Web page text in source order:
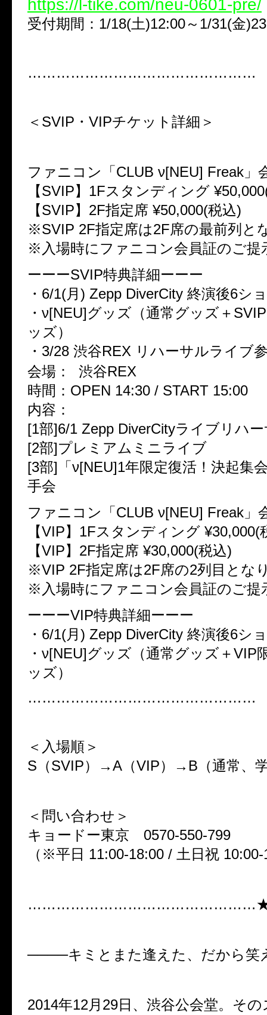
https://l-tike.com/neu-0601-pre/
受付期間：1/18(土)12:00～1/31(金
…………………………………………
＜SVIP・VIPチケット詳細＞
ファニコン「CLUB ν[NEU] Freak」
【SVIP】1Fスタンディング
【SVIP】2F指定席 ¥50,000(税込)
※SVIP 2F指定席は2F席の最前列と
※入場時にファニコン会員証のご提
ーーーSVIP特典詳細ーーー
・6/1(月) Zepp DiverCity 終演後6シ
・ν[NEU]グッズ（通常グッズ＋
ッズ）
・3/28 渋谷REX リハーサルライブ
会場： 渋谷REX
時間：OPEN 14:30 / START 15:00
内容：
[1部]6/1 Zepp DiverCityライブリハ
[2部]プレミアムミニライブ
[3部]「ν[NEU]1年限定復活！決起集
手会
ファニコン「CLUB ν[NEU] Freak」
【VIP】1Fスタンディング ¥30,000(
【VIP】2F指定席 ¥30,000(税込)
※VIP 2F指定席は2F席の2列目とな
※入場時にファニコン会員証のご提
ーーーVIP特典詳細ーーー
・6/1(月) Zepp DiverCity 終演後6シ
・ν[NEU]グッズ（通常グッズ＋VIP
ッズ）
…………………………………………
＜入場順＞
S（SVIP）→A（VIP）→B（通常、
＜問い合わせ＞
キョードー東京 0570-550-799
（※平日 11:00-18:00 / 土日祝
────キミとまた逢えた、だから笑
2014年12月 29日、渋谷公会堂。そ